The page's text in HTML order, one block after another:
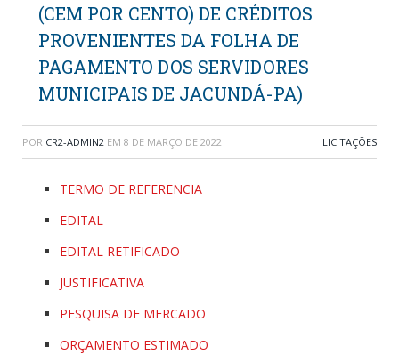
(CEM POR CENTO) DE CRÉDITOS
PROVENIENTES DA FOLHA DE
PAGAMENTO DOS SERVIDORES
MUNICIPAIS DE JACUNDÁ-PA)
POR CR2-ADMIN2 EM 8 DE MARÇO DE 2022 LICITAÇÕES
TERMO DE REFERENCIA
EDITAL
EDITAL RETIFICADO
JUSTIFICATIVA
PESQUISA DE MERCADO
ORÇAMENTO ESTIMADO